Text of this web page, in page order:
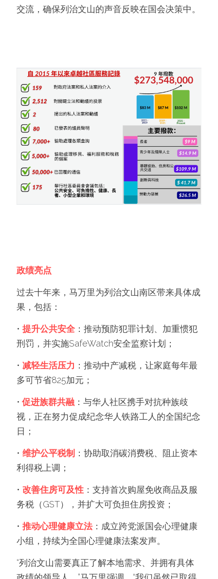
交流，确保列治文山的声音反映在国会决策中。
政绩亮点
过去十年来，马万里为列治文山南区带来具体成
果，包括：
• 提升公共安全：推动预防犯罪计划、加重惯犯
刑罚，并实施SafeWatch安全监察计划；
• 减轻生活压力 ：推动中产减税，让家庭每年最
多可节省825加元；
• 促进族群共融 ：与华人社区携手对抗种族歧
视，正在努力促成纪念华人铁路工人的全国纪念
日；
• 维护公平税制 ：协助取消碳消费税、阻止资本
利得税上调；
• 改善住房可及性 ：支持首次购屋免收商品及服
务税（GST），并扩大可负担住房投资；
• 推动心理健康立法：成立跨党派国会心理健康
小组，持续为全国心理健康法案发声。
“列治文山需要真正了解本地需求、并拥有具体